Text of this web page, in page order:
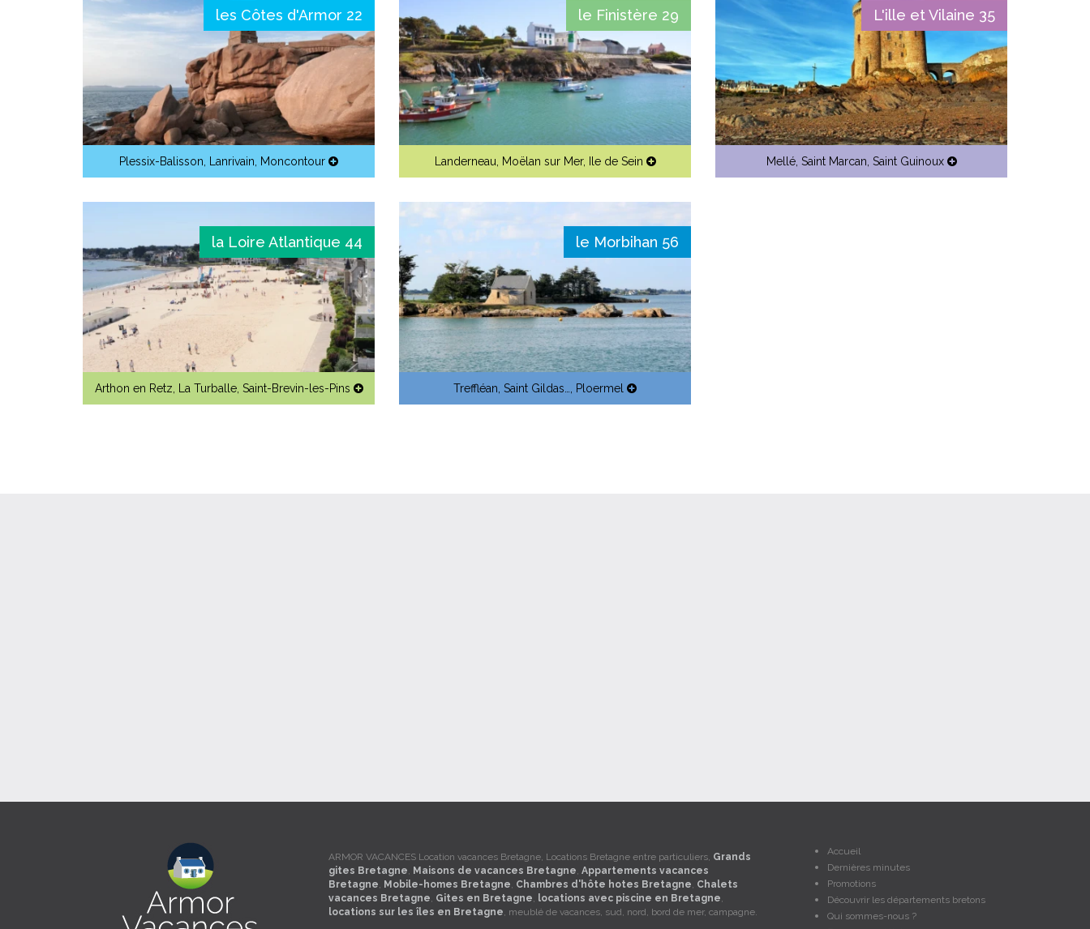
les Côtes d'Armor 22
Plessix-Balisson Lanrivain Moncontour
le Finistère 29
Landerneau Moëlan sur Mer, Ile de Sein
L'ille et Vilaine 35
Mellé, Saint Marcan Saint Guinoux
la Loire Atlantique 44
Arthon en Retz La Turballe, Saint-Brevin-les-Pins
le Morbihan 56
Treffléan Saint Gildas… Ploermel
ARMOR VACANCES Location vacances Bretagne, Locations Bretagne entre particuliers, Grands
gites Bretagne Maisons de vacances Bretagne Appartements vacances
Bretagne Mobile-homes Bretagne Chambres d'hôte hotes Bretagne Chalets
vacances Bretagne Gites en Bretagne locations avec piscine en Bretagne
locations sur les îles en Bretagne , meublé de vacances, sud, nord, bord de mer, campagne.
Accueil
Dernières minutes
Promotions
Découvrir les départements bretons
Qui sommes-nous ?